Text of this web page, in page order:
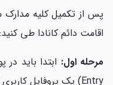
پس از تکمیل کلیه مدارک
اقامت دائم کانادا طی کنید:
مرحله اول: ابتدا باید در
Entry) یک پروفایل کاربری ایجاد کنید.